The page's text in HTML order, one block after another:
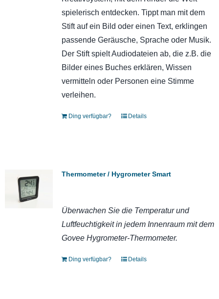
spielerisch entdecken. Tippt man mit dem
Stift auf ein Bild oder einen Text, erklingen
passende Geräusche, Sprache oder Musik.
Der Stift spielt Audiodateien ab, die z.B. die
Bilder eines Buches erklären, Wissen
vermitteln oder Personen eine Stimme
verleihen.
Ding verfügbar? Details
Thermometer / Hygrometer Smart
Überwachen Sie die Temperatur und
Luftfeuchtigkeit in jedem Innenraum mit dem
Govee Hygrometer-Thermometer.
Ding verfügbar? Details